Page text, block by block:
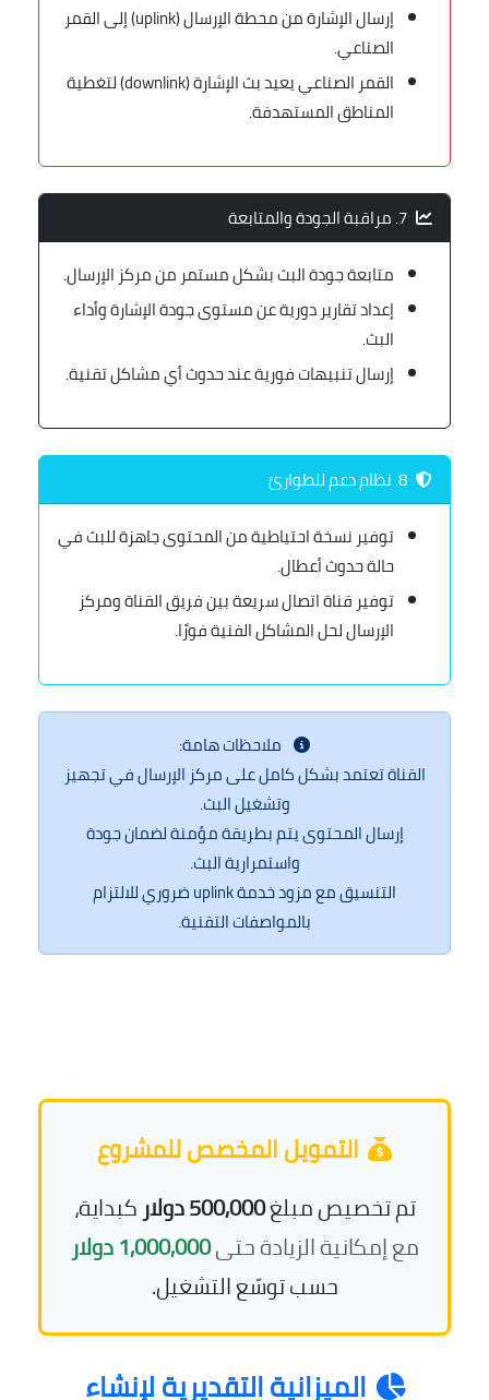
إرسال الإشارة من محطة الإرسال (uplink) إلى القمر
الصناعي.
القمر الصناعي يعيد بث الإشارة (downlink) لتغطية
المناطق المستهدفة.
7. مراقبة الجودة والمتابعة
متابعة جودة البث بشكل مستمر من مركز الإرسال.
إعداد تقارير دورية عن مستوى جودة الإشارة وأداء
البث.
إرسال تنبيهات فورية عند حدوث أي مشاكل تقنية.
8. نظام دعم للطوارئ
توفير نسخة احتياطية من المحتوى جاهزة للبث في
حالة حدوث أعطال.
توفير قناة اتصال سريعة بين فريق القناة ومركز
الإرسال لحل المشاكل الفنية فورًا.
ملاحظات هامة:
القناة تعتمد بشكل كامل على مركز الإرسال في تجهيز
وتشغيل البث.
إرسال المحتوى يتم بطريقة مؤمنة لضمان جودة
واستمرارية البث.
التنسيق مع مزود خدمة uplink ضروري للالتزام
بالمواصفات التقنية.
التمويل المخصص للمشروع
تم تخصيص مبلغ500,000 دولار
كبداية،
مع إمكانية الزيادة حتى1,000,000 دولار
حسب توسّع التشغيل.
الميزانية التقديرية لإنشاء